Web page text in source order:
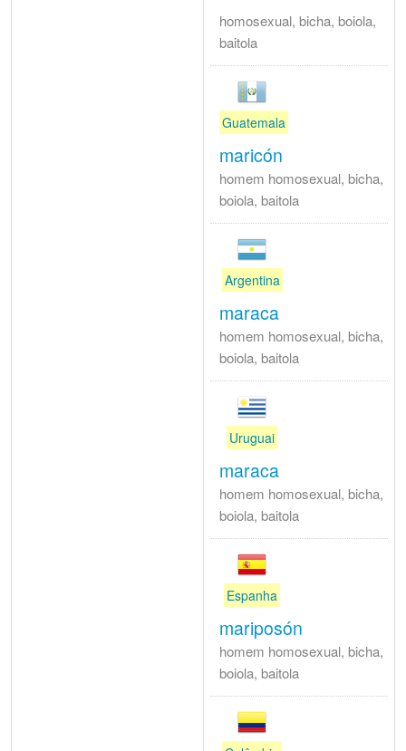
homosexual, bicha, boiola,
baitola
Guatemala
maricón
homem homosexual, bicha,
boiola, baitola
Argentina
maraca
homem homosexual, bicha,
boiola, baitola
Uruguai
maraca
homem homosexual, bicha,
boiola, baitola
Espanha
mariposón
homem homosexual, bicha,
boiola, baitola